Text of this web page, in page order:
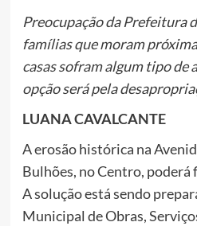
Preocupação da Prefeitura
famílias que moram
casas sofram algum tipo de
opção será pela
LUANA CAVALCANTE
A erosão histórica na
Bulhões, no Centro,
A solução está sendo
Municipal de Obras,